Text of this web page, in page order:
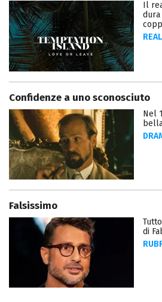
Il
Confidenze a uno sconosciuto
Nel
Falsissimo
di